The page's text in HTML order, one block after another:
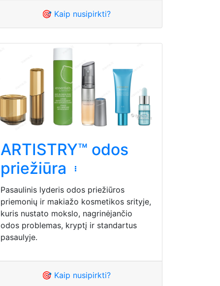
🎯 Kaip nusipirkti?
ARTISTRY™ odos
priežiūra
Pasaulinis lyderis odos priežiūros
priemonių ir makiažo kosmetikos srityje,
kuris nustato mokslo, nagrinėjančio
odos problemas, kryptį ir standartus
pasaulyje.
🎯 Kaip nusipirkti?